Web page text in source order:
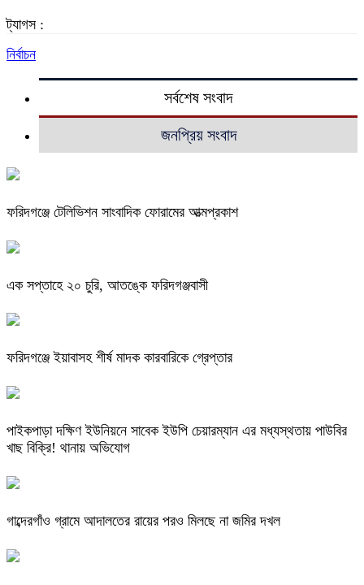
ট্যাগস :
নির্বাচন
সর্বশেষ সংবাদ
জনপ্রিয় সংবাদ
ফরিদগঞ্জে টেলিভিশন সাংবাদিক ফোরামের আত্মপ্রকাশ
এক সপ্তাহে ২০ চুরি, আতঙ্কে ফরিদগঞ্জবাসী
ফরিদগঞ্জে ইয়াবাসহ শীর্ষ মাদক কারবারিকে গ্রেপ্তার
পাইকপাড়া দক্ষিণ ইউনিয়নে সাবেক ইউপি চেয়ারম্যান এর মধ্যস্থতায় পাউবির
খাছ বিক্রি! থানায় অভিযোগ
গাব্দেরগাঁও গ্রামে আদালতের রায়ের পরও মিলছে না জমির দখল